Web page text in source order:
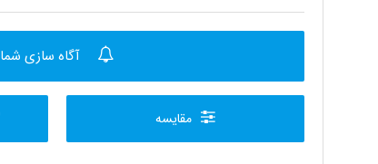
آگاه سازی شما
مقایسه